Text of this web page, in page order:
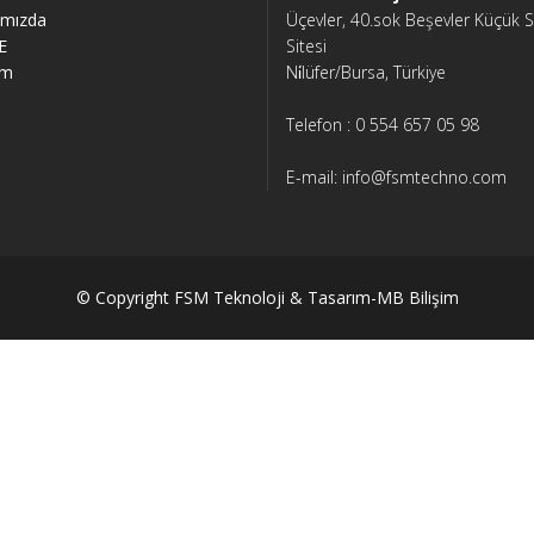
Üçevler, 40.sok Beşevler Küçük
Sitesi
Ni̇lüfer/Bursa, Türkiye
Telefon : 0 554 657 05 98
E-mail: info@fsmtechno.com
© Copyright FSM Teknoloji & Tasarım-MB Bilişim